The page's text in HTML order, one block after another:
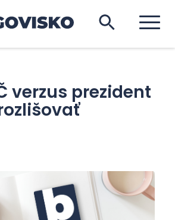
verzus prezident